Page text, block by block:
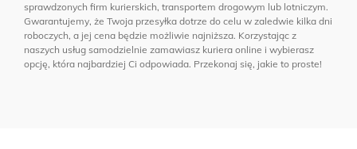
sprawdzonych firm kurierskich, transportem drogowym lub lotniczym.
Gwarantujemy, że Twoja przesyłka dotrze do celu w zaledwie kilka dni
roboczych, a jej cena będzie możliwie najniższa. Korzystając z
naszych usług samodzielnie zamawiasz kuriera online i wybierasz
opcję, która najbardziej Ci odpowiada. Przekonaj się, jakie to proste!